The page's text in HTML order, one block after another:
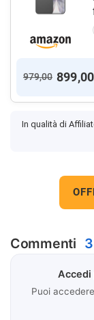
979,00
In qualità di
Commenti 3
Accedi
Puoi